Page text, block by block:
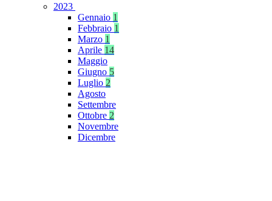
2023
Gennaio 1
Febbraio 1
Marzo 1
Aprile 14
Maggio
Giugno 5
Luglio 2
Agosto
Settembre
Ottobre 2
Novembre
Dicembre